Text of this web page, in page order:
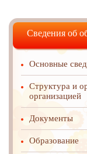
Сведения об
Основные
Структура и
организацией
Документы
Образование